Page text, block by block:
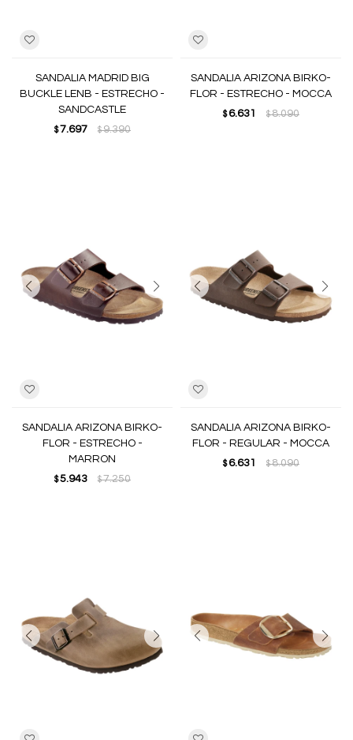
SANDALIA MADRID BIG
BUCKLE LENB - ESTRECHO -
SANDCASTLE
$ 7.697 $9.390
SANDALIA ARIZONA BIRKO-
FLOR - ESTRECHO - MOCCA
$ 6.631 $8.090
SANDALIA ARIZONA BIRKO-
FLOR - ESTRECHO -
MARRON
$ 5.943 $7.250
SANDALIA ARIZONA BIRKO-
FLOR - REGULAR - MOCCA
$ 6.631 $8.090